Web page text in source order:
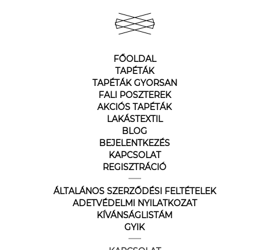
FŐOLDAL
TAPÉTÁK
TAPÉTÁK GYORSAN
FALI POSZTEREK
AKCIÓS TAPÉTÁK
LAKÁSTEXTIL
BLOG
BEJELENTKEZÉS
KAPCSOLAT
REGISZTRÁCIÓ
ÁLTALÁNOS SZERZŐDÉSI FELTÉTELEK
ADETVÉDELMI NYILATKOZAT
KÍVÁNSÁGLISTÁM
GYIK